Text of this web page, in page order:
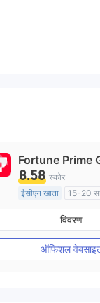
Fortune Prime
8.58 स्कोर
ईसीएन खाता
15-20
ऑस्ट्रेलिया विनियमन
मार्केट मेकिंग (एमएम)
मुख्य-लेबल MT4
विवरण
ऑफिशल